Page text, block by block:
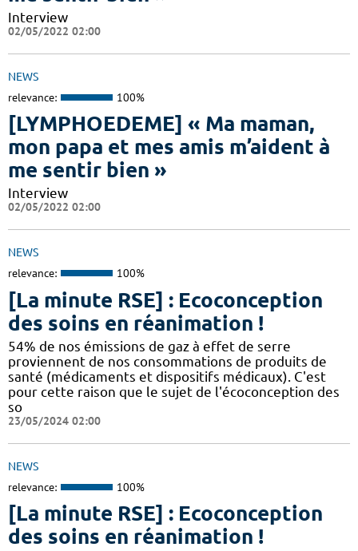
Interview
02/05/2022 02:00
NEWS
relevance: 100%
[LYMPHOEDEME] « Ma maman,
mon papa et mes amis m’aident à
me sentir bien »
Interview
02/05/2022 02:00
NEWS
relevance: 100%
[La minute RSE] : Ecoconception
des soins en réanimation !
54% de nos émissions de gaz à effet de serre
proviennent de nos consommations de produits de
santé (médicaments et dispositifs médicaux). C'est
pour cette raison que le sujet de l'écoconception des
so
23/05/2024 02:00
NEWS
relevance: 100%
[La minute RSE] : Ecoconception
des soins en réanimation !